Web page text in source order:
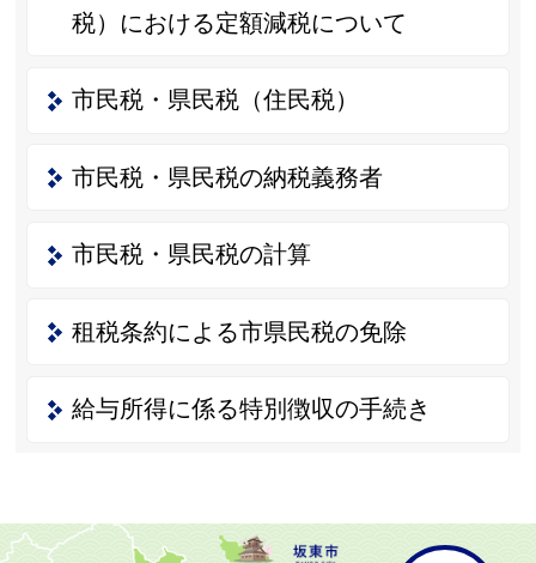
税）における定額減税について
市民税・県民税（住民税）
市民税・県民税の納税義務者
市民税・県民税の計算
租税条約による市県民税の免除
給与所得に係る特別徴収の手続き